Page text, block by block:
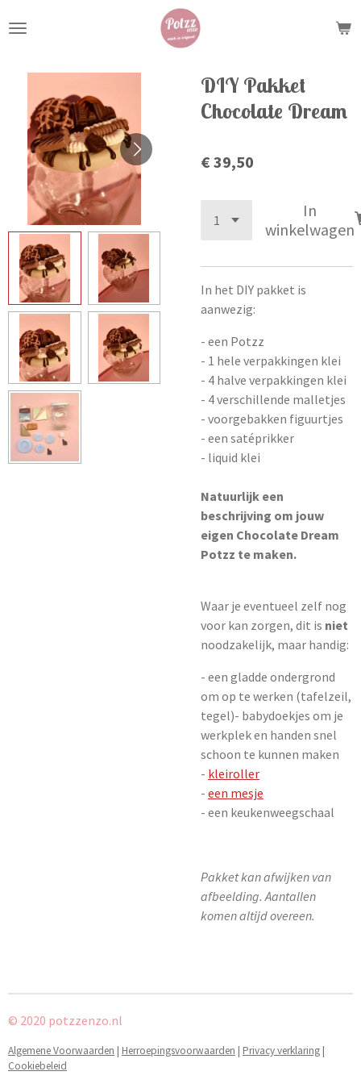
direct
hoofdinhoud
DIY Pakket
Chocolate Dream
€ 39,50
In
winkelwagen
In het DIY pakket is
aanwezig:
- een Potzz
- 1 hele verpakkingen klei
- 4 halve verpakkingen klei
- 4 verschillende malletjes
- voorgebakken figuurtjes
- een satéprikker
- liquid klei
Natuurlijk een
beschrijving om jouw
eigen Chocolate Dream
Potzz te maken.
Waar je eventueel zelf nog
voor kan zorgen, dit is niet
noodzakelijk, maar handig:
- een gladde ondergrond
om op te werken (tafelzeil,
tegel)- babydoekjes om je
werkplek en handen snel
schoon te kunnen maken
- kleiroller
- een mesje
- een keukenweegschaal
Pakket kan afwijken van
afbeelding. Aantallen
komen altijd overeen.
© 2020 potzzenzo.nl
Algemene Voorwaarden | Herroepingsvoorwaarden | Privacy verklaring |
Cookiebeleid